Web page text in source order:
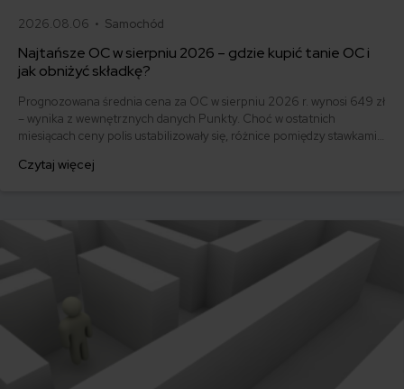
2026.08.06 • Samochód
Najtańsze OC w sierpniu 2026 – gdzie kupić tanie OC i
jak obniżyć składkę?
Prognozowana średnia cena za OC w sierpniu 2026 r. wynosi 649 zł
– wynika z wewnętrznych danych Punkty. Choć w ostatnich
miesiącach ceny polis ustabilizowały się, różnice pomiędzy stawkami
500 zł, inni – powyżej 1500 zł. Gdzie znaleźć najtańsze OC w Polsce
Czytaj więcej